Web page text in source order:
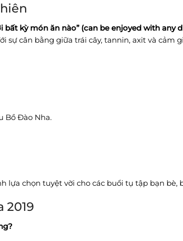
bất kỳ món ăn nào” (can be enjoyed with any
sự cân bằng giữa trái cây, tannin, axit và cảm
Bồ Đào Nha.
lựa chọn tuyệt vời cho các buổi tụ tập bạn
2019